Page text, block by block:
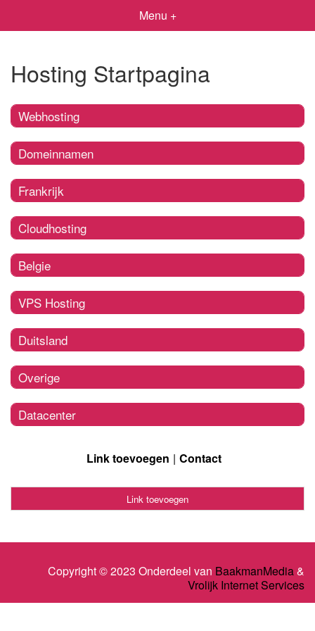
Menu +
Hosting Startpagina
Webhosting
Domeinnamen
Frankrijk
Cloudhosting
Belgie
VPS Hosting
Duitsland
Overige
Datacenter
Link toevoegen Contact
Link toevoegen
Copyright © 2023 Onderdeel van BaakmanMedia&
Vrolijk Internet Services